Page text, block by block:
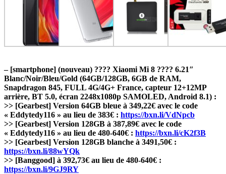
– [smartphone] (nouveau) ???? Xiaomi Mi 8 ???? 6.21″
Blanc/Noir/Bleu/Gold (64GB/128GB, 6GB de RAM,
Snapdragon 845, FULL 4G/4G+ France, capteur 12+12MP
arrière, BT 5.0, écran 2248x1080p SAMOLED, Android 8.1) :
>> [Gearbest] Version 64GB bleue à 349,22€ avec le code
« Eddytedy116 » au lieu de 383€ : https://bxn.li/VdNpcb
>> [Gearbest] Version 128GB à 387,89€ avec le code
« Eddytedy116 » au lieu de 480-640€ : https://bxn.li/cK2f3B
>> [Gearbest] Version 128GB blanche à 3491,50€ :
https://bxn.li/88wYQk
>> [Banggood] à 392,73€ au lieu de 480-640€ :
https://bxn.li/9GJ9RY